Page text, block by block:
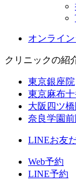
オンライ
クリニックの紹
東京銀座院
東京麻布
大阪四ツ
奈良学園前
LINEお友
Web予約
LINE予約